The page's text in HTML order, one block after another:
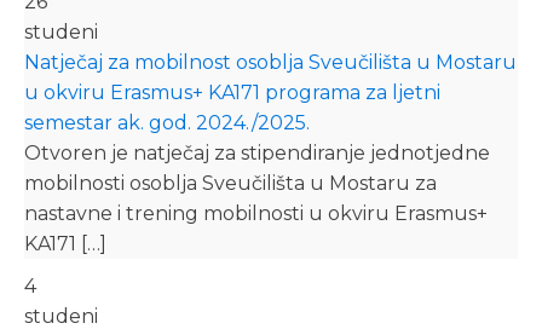
studeni
Natječaj za mobilnost osoblja Sveučilišta u Mostaru
u okviru Erasmus+ KA171 programa za ljetni
semestar ak. god. 2024./2025.
Otvoren je natječaj za stipendiranje jednotjedne
mobilnosti osoblja Sveučilišta u Mostaru za
nastavne i trening mobilnosti u okviru Erasmus+
KA171 […]
4
studeni